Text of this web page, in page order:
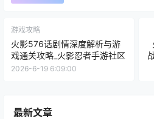
游戏攻略
火影576话剧情深度解析与游
戏通关攻略_火影忍者手游社区
2026-6-19 6:09:00
最新文章